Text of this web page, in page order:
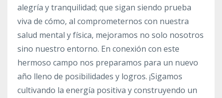
alegría y tranquilidad; que sigan siendo prueba
viva de cómo, al comprometernos con nuestra
salud mental y física, mejoramos no solo nosotros
sino nuestro entorno. En conexión con este
hermoso campo nos preparamos para un nuevo
año lleno de posibilidades y logros. ¡Sigamos
cultivando la energía positiva y construyendo un